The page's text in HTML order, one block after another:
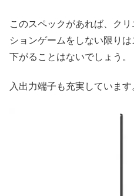
このスペックがあれば、ク
ションゲームをしない限り
下がることはないでしょう。
入出力端子も充実しています